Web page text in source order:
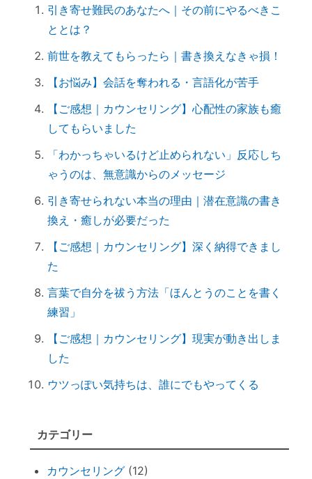
してみた
拭く活は「福活」
怒っている人は「困っている」人。自分に
こうしてみよう。
「産土神社ヒーリング」の流れ
究極のアーシング。「砂浴」でデトックス
究極のアーシング。「砂浴」でデトックス
してきました（１）
音で世界を整える「天才バイオリニスト
HIMARIさん」～聞くだけで身体が整えられ
る
情報に振り回されず、必要な情報を受け取
い）
台風を正しく怖がろう ～知って損なし
台風１０号で感じる「当たり前のしあわ
何をしたら神社で歓迎されるのか？
魂の成熟度について ～ 親や上司は案
外、幼き魂？
引き寄せ難民のあなたへ｜その前にやるべきこ
ととは？
前世を教えてもらったら｜書き換えなきゃ損！
【お悩み】会話を奪われる・言語化が苦手
【ご感想｜カウンセリング】心配性の家族も癒
してもらいました
「わかっちゃいるけど止められない」反応しち
ゃうのは、無意識からのメッセージ
引き寄せられない本当の理由｜潜在意識の書き
換え・癒しが必要だった
【ご感想｜カウンセリング】深く納得できまし
た
言葉で自分を祓う方法「ほんとうのことを書く
練習」
【ご感想｜カウンセリング】現実が動き出しま
した
ウツっぽい気持ちは、誰にでもやってくる
カテゴリー
カウンセリング(12)